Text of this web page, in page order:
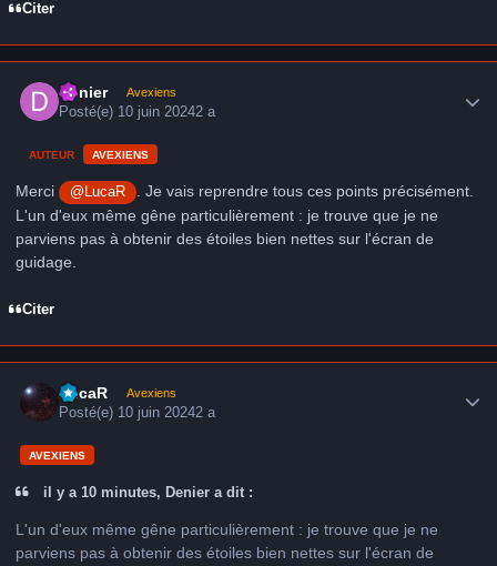
Citer
Denier Avexiens
Posté(e) 10 juin 20242 a
AUTEUR AVEXIENS
Merci @LucaR
. Je vais reprendre tous ces points précisément.
L'un d'eux même gêne particulièrement : je trouve que je ne
parviens pas à obtenir des étoiles bien nettes sur l'écran de
guidage.
Citer
LucaR Avexiens
Posté(e) 10 juin 20242 a
AVEXIENS
il y a 10 minutes, Denier a dit :
L'un d'eux même gêne particulièrement : je trouve que je ne
parviens pas à obtenir des étoiles bien nettes sur l'écran de